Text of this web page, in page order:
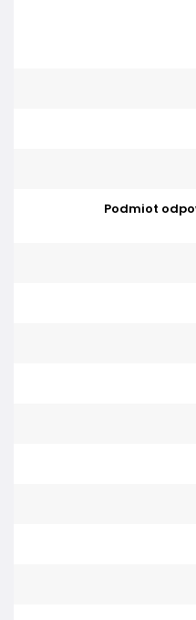
Podmiot